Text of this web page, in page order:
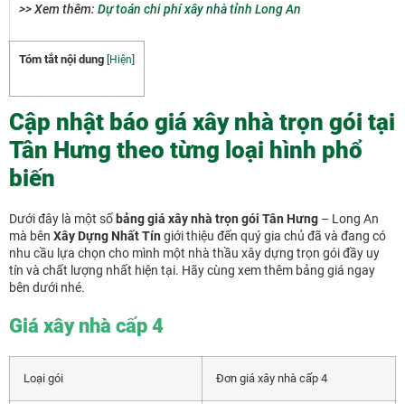
>> Xem thêm: Dự toán chi phí xây nhà tỉnh Long An
Tóm tắt nội dung Hiện
Cập nhật báo giá xây nhà trọn gói tại
Tân Hưng theo từng loại hình phổ
biến
Dưới đây là một số bảng giá xây nhà trọn gói Tân Hưng – Long An
mà bên Xây Dựng Nhất Tín giới thiệu đến quý gia chủ đã và đang có
nhu cầu lựa chọn cho mình một nhà thầu xây dựng trọn gói đầy uy
tín và chất lượng nhất hiện tại. Hãy cùng xem thêm bảng giá ngay
bên dưới nhé.
Giá xây nhà cấp 4
Loại gói Đơn giá xây nhà cấp 4